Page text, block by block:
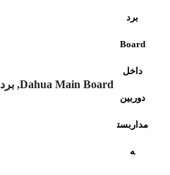
برد
Board
داخل
دوربین
مداربست
ه
Dahua Main Board, برد داهوا